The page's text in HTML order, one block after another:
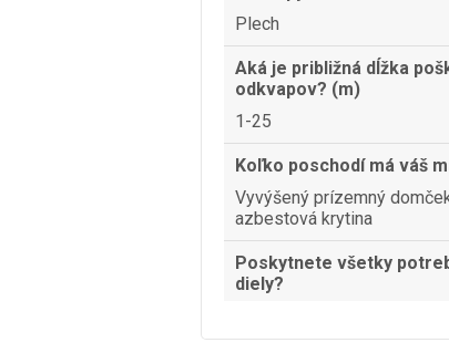
Plech
Aká je približná dĺžka
odkvapov? (m)
1-25
Koľko poschodí má váš
Vyvýšený prízemný
azbestová krytina
Poskytnete všetky
diely?
materiály a diely